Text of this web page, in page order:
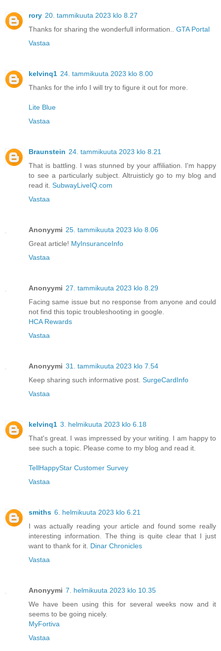
rory 20. tammikuuta 2023 klo 8.27
Thanks for sharing the wonderfull information.. GTA Portal
Vastaa
kelvinq1 24. tammikuuta 2023 klo 8.00
Thanks for the info I will try to figure it out for more.
Lite Blue
Vastaa
Braunstein 24. tammikuuta 2023 klo 8.21
That is battling. I was stunned by your affiliation. I'm happy
to see a particularly subject. Altruisticly go to my blog and
read it. SubwayLiveIQ.com
Vastaa
Anonyymi 25. tammikuuta 2023 klo 8.06
Great article! MyInsuranceInfo
Vastaa
Anonyymi 27. tammikuuta 2023 klo 8.29
Facing same issue but no response from anyone and could
not find this topic troubleshooting in google.
HCA Rewards
Vastaa
Anonyymi 31. tammikuuta 2023 klo 7.54
Keep sharing such informative post. SurgeCardInfo
Vastaa
kelvinq1 3. helmikuuta 2023 klo 6.18
That's great. I was impressed by your writing. I am happy to
see such a topic. Please come to my blog and read it.
TellHappyStar Customer Survey
Vastaa
smiths 6. helmikuuta 2023 klo 6.21
I was actually reading your article and found some really
interesting information. The thing is quite clear that I just
want to thank for it. Dinar Chronicles
Vastaa
Anonyymi 7. helmikuuta 2023 klo 10.35
We have been using this for several weeks now and it
seems to be going nicely.
MyFortiva
Vastaa